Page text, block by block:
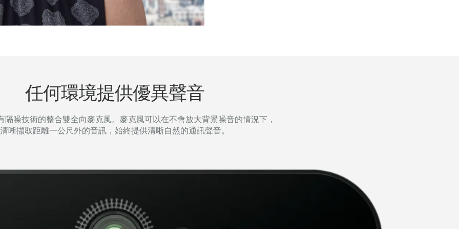
任何環境提供優異聲音
隔噪技術的整合雙全向麥克風。麥克風可以在不會放大背景噪音的情況下，
清晰擷取距離一公尺外的音訊，始終提供清晰自然的通訊聲音。